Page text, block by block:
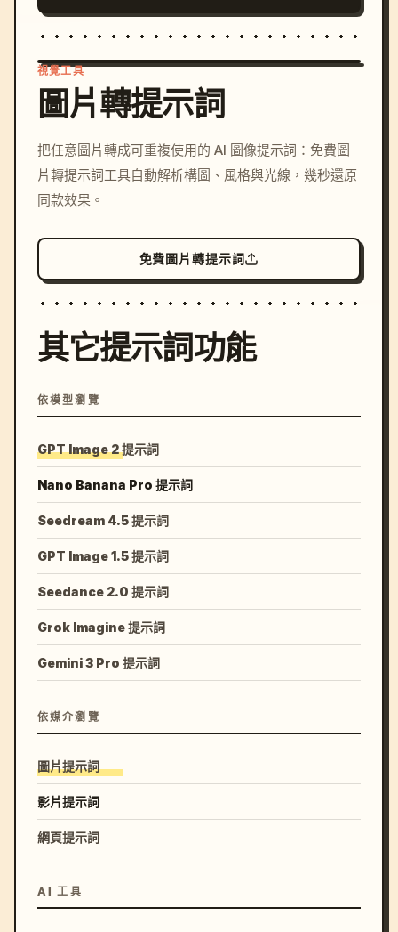
c, cyberpunk sunset, neon
colors, 8k --v 6.0
視覺工具
圖片轉提示詞
把任意圖片轉成可重複使用的 AI 圖像提示詞：免費圖
片轉提示詞工具自動解析構圖、風格與光線，幾秒還原
同款效果。
免費圖片轉提示詞
其它提示詞功能
依模型瀏覽
GPT Image 2 提示詞
Nano Banana Pro 提示詞
Seedream 4.5 提示詞
GPT Image 1.5 提示詞
Seedance 2.0 提示詞
Grok Imagine 提示詞
Gemini 3 Pro 提示詞
依媒介瀏覽
圖片提示詞
影片提示詞
網頁提示詞
AI 工具